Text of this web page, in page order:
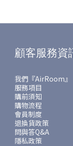
顧客服務資
我們『AirRoom』
服務項目
購前須知
購物流程
會員制度
退換貨政策
問與答Q&A
隱私政策